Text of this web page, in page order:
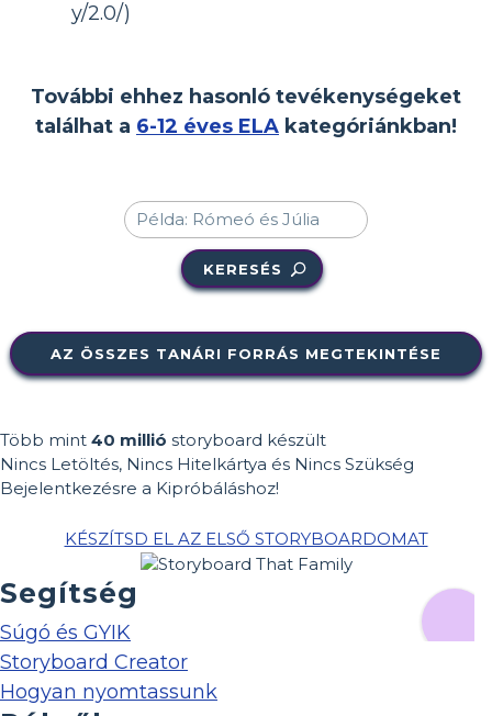
y/2.0/)
További ehhez hasonló tevékenységeket
találhat a 6-12 éves ELA kategóriánkban!
KERESÉS
AZ ÖSSZES TANÁRI FORRÁS MEGTEKINTÉSE
Több mint 40 millió storyboard készült
Nincs Letöltés, Nincs Hitelkártya és Nincs Szükség
Bejelentkezésre a Kipróbáláshoz!
KÉSZÍTSD EL AZ ELSŐ STORYBOARDOMAT
Segítség
Súgó és GYIK
Storyboard Creator
Hogyan nyomtassunk